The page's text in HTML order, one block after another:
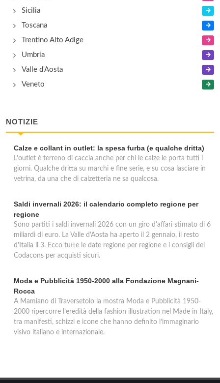
Sicilia
Toscana
Trentino Alto Adige
Umbria
Valle d'Aosta
Veneto
NOTIZIE
Calze e collant in outlet: la spesa furba (e qualche dritta)
L'outlet è terreno di caccia anche per chi le calze le porta tutti i
giorni. Qualche dritta su marchi e fine serie, e su cosa lasciare in
vetrina, da una che di calzetteria ne sa qualcosa.
Saldi invernali 2026: il calendario completo regione per
regione
Sono partiti i saldi invernali 2026 con un giro d'affari stimato di 6
miliardi di euro. La Valle d'Aosta ha aperto il 2 gennaio, il resto
d'Italia il 3. Ecco tutte le date regione per regione e i consigli del
Codacons per acquisti sicuri.
Moda e Pubblicità 1950-2000 alla Fondazione Magnani-
Rocca
A Mamiano di Traversetolo la mostra Moda e Pubblicità 1950-
2000 ripercorre l’eredità della fashion illustration nel Made in Italy,
tra manifesti, schizzi e icone che hanno definito l’immaginario
visivo italiano e internazionale.